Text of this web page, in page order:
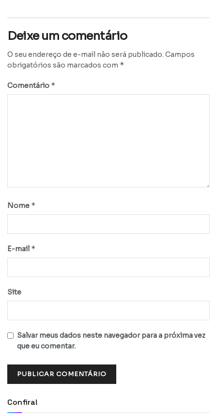
Deixe um comentário
O seu endereço de e-mail não será publicado. Campos
obrigatórios são marcados com *
Comentário *
Nome *
E-mail *
Site
Salvar meus dados neste navegador para a próxima vez
que eu comentar.
Confira!